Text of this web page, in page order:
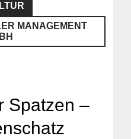
MANAGEMENT
Spatzen –